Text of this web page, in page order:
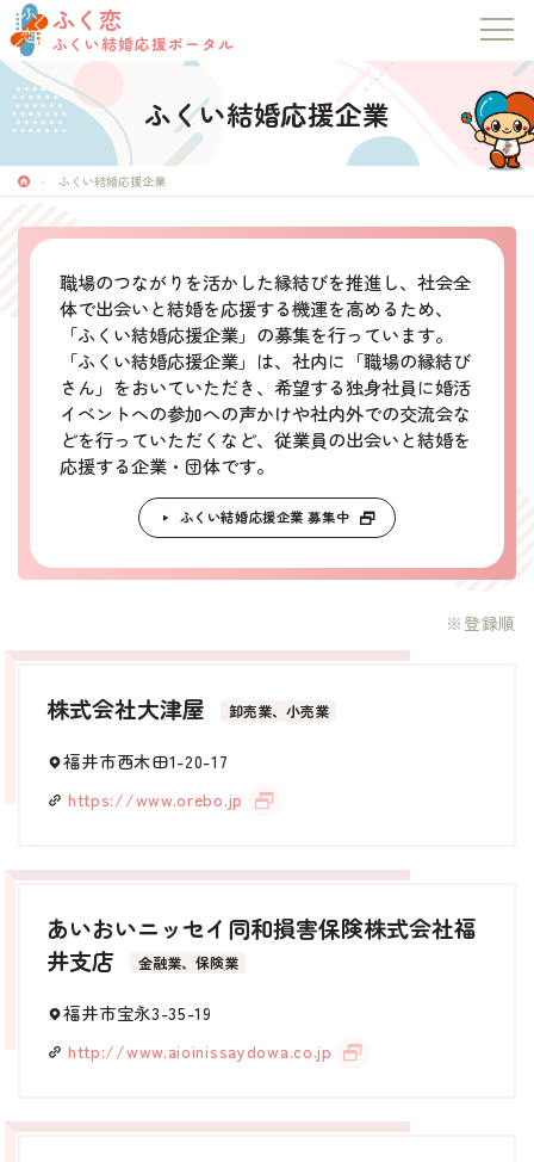
ふく恋
ふくい結婚応援ポータル
ふく恋
ふくい結婚応援ポータル
トップページ
マッチングシステム
イベント・セミナー
婚活支援事業
お役立ち情報
その他
ふくい結婚応援企業
ふくい結婚応援企業
職場のつながりを活かした縁結びを推進し、社会全
体で出会いと結婚を応援する機運を高めるため、
「ふくい結婚応援企業」の募集を行っています。
「ふくい結婚応援企業」は、社内に「職場の縁結び
さん」をおいていただき、希望する独身社員に婚活
イベントへの参加への声かけや社内外での交流会な
どを行っていただくなど、従業員の出会いと結婚を
応援する企業・団体です。
ふくい結婚応援企業 募集中
※登録順
株式会社大津屋 卸売業、小売業
福井市西木田1-20-17
https://www.orebo.jp
あいおいニッセイ同和損害保険株式会社福
井支店
金融業、保険業
福井市宝永3-35-19
http://www.aioinissaydowa.co.jp